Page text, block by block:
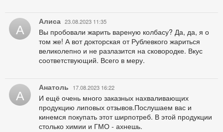
А Алиса 23.08.2023 11:35
Вы пробовали жарить вареную колбасу? Да, да, я о
том же! А вот докторская от Рублевкого жариться
великолепно и не разлазится на сковородке. Вкус
соответствующий. Всего в меру.
А Анатоль 17.08.2023 16:22
И ещё очень много заказных нахваливающих
продукцию липовых отзывов.Послушаем вас и
кинемся покупать этот ширпотреб. В этой продукции
столько химии и ГМО - ахнешь.